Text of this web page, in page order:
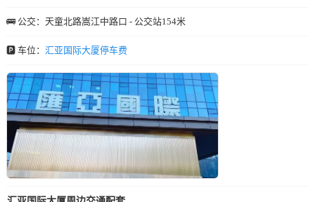
🚌 公交：天童北路嵩江中路口 - 公交站154米
🅿️ 车位： 汇亚国际大厦停车费